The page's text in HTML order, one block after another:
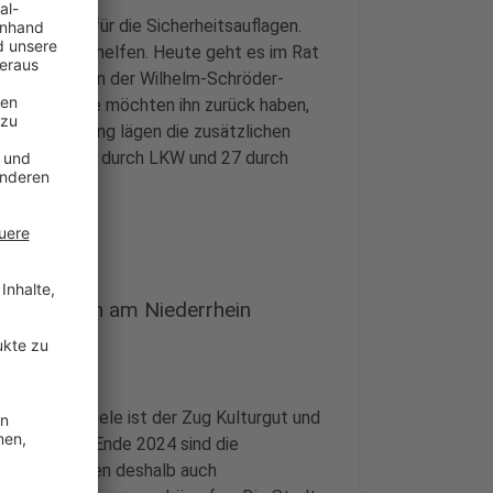
Kosten für die Sicherheitsauflagen.
helfen. Heute geht es im Rat
an der Wilhelm-Schröder-
Viele möchten ihn zurück haben,
Verwaltung lägen die zusätzlichen
Sperren durch LKW und 27 durch
größten am Niederrhein
Für viele ist der Zug Kulturgut und
Ende 2024 sind die
hatten deshalb auch